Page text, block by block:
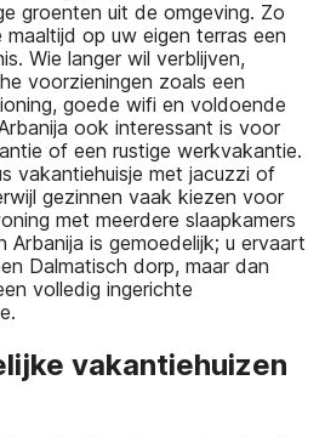
groenten uit de omgeving. Zo
op uw eigen terras een
Wie langer wil verblijven,
voorzieningen zoals een
goede wifi en voldoende
ook interessant is voor
of een rustige werkvakantie.
vakantiehuisje met jacuzzi of
gezinnen vaak kiezen voor
met meerdere slaapkamers
Arbanija is gemoedelijk; u ervaart
Dalmatisch dorp, maar dan
volledig ingerichte
vakantiehuizen